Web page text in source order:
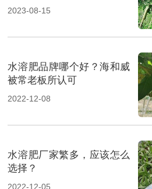
2023-08-15
水溶肥品牌哪个好？海和威
被常老板所认可
2022-12-08
水溶肥厂家繁多，应该怎么
选择？
2022-12-05